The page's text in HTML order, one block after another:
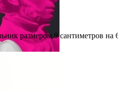
размером 9 сантиметров на